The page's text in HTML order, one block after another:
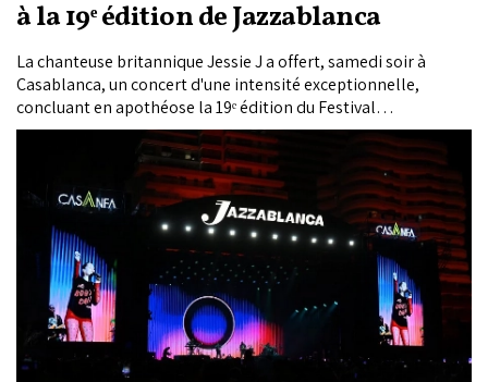
à la 19ᵉ édition de Jazzablanca
La chanteuse britannique Jessie J a offert, samedi soir à
Casablanca, un concert d'une intensité exceptionnelle,
concluant en apothéose la 19ᵉ édition du Festival
Jazzablanca, au terme d'une soirée marquée aussi par les
prestations de Jorja Smith, du duo marocain Hind Ennaira-
Omary et de Madison McFerrin.